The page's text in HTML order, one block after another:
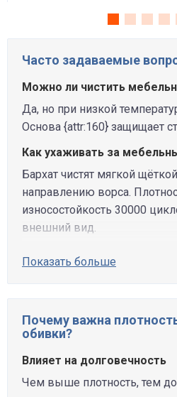
Часто задаваемые
Можно ли чистить
Да, но при низкой
Основа {attr:160} защищает
Как ухаживать за
Бархат чистят мягкой
направлению ворса.
износостойкость 30000
внешний вид.
Показать больше
Почему важна
обивки?
Влияет на долговечность
Чем выше плотность, тем